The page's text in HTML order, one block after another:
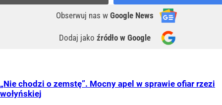
Obserwuj nas w Google News
Dodaj jako źródło w Google
„Nie chodzi o zemstę”. Mocny apel w sprawie ofiar rzezi
wołyńskiej